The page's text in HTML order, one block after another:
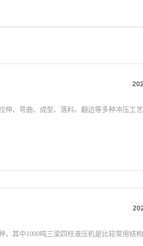
伸、弯曲、成型、落料、翻边等多种冲压工
其中1000吨三梁四柱液压机是比较常用结